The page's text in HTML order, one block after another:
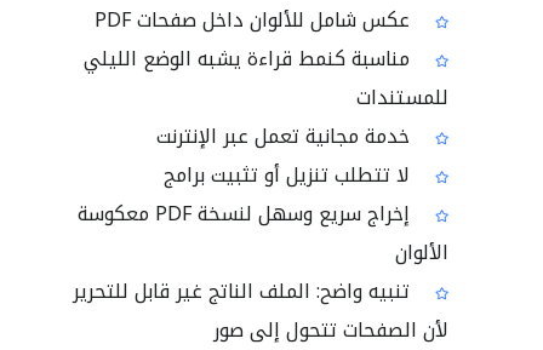
عكس شامل للألوان داخل صفحات PDF
مناسبة كنمط قراءة يشبه الوضع الليلي
للمستندات
خدمة مجانية تعمل عبر الإنترنت
لا تتطلب تنزيل أو تثبيت برامج
إخراج سريع وسهل لنسخة PDF معكوسة
الألوان
تنبيه واضح: الملف الناتج غير قابل للتحرير
لأن الصفحات تتحول إلى صور